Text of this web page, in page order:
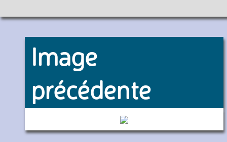
Image
précédente
Z57031/32 (SNCF)